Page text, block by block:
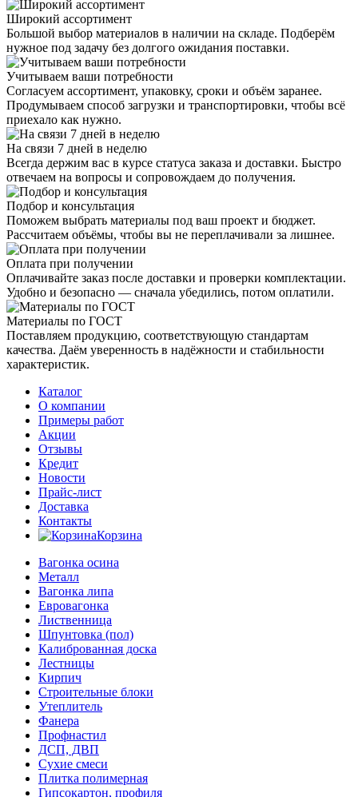
Широкий ассортимент
Большой выбор материалов в наличии на складе. Подберём
нужное под задачу без долгого ожидания поставки.
Учитываем ваши потребности
Согласуем ассортимент, упаковку, сроки и объём заранее.
Продумываем способ загрузки и транспортировки, чтобы всё
приехало как нужно.
На связи 7 дней в неделю
Всегда держим вас в курсе статуса заказа и доставки. Быстро
отвечаем на вопросы и сопровождаем до получения.
Подбор и консультация
Поможем выбрать материалы под ваш проект и бюджет.
Рассчитаем объёмы, чтобы вы не переплачивали за лишнее.
Оплата при получении
Оплачивайте заказ после доставки и проверки комплектации.
Удобно и безопасно — сначала убедились, потом оплатили.
Материалы по ГОСТ
Поставляем продукцию, соответствующую стандартам
качества. Даём уверенность в надёжности и стабильности
характеристик.
Каталог
О компании
Примеры работ
Акции
Отзывы
Кредит
Новости
Прайс-лист
Доставка
Контакты
Корзина
Вагонка осина
Металл
Вагонка липа
Евровагонка
Лиственница
Шпунтовка (пол)
Калиброванная доска
Лестницы
Кирпич
Строительные блоки
Утеплитель
Фанера
Профнастил
ДСП, ДВП
Сухие смеси
Плитка полимерная
Гипсокартон, профиля